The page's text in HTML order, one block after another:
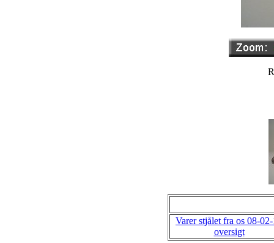
Varer stjålet fra os 08-
oversigt